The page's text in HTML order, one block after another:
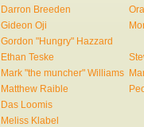
Darron Breeden
Gideon Oji
Gordon "Hungry" Hazzard
Ethan Teske
Mark "the muncher" Williams
Matthew Raible
Das Loomis
Meliss Klabel